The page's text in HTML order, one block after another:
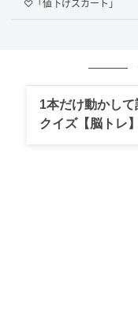
♡「値下げスカート」
1本だけ動かし
クイズ【脳トレ】